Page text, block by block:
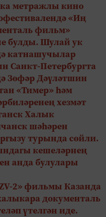
метражлы кино
«Иң
фильм»
булды. Шулай ук
катнашучылар
Санкт-Петербургта
Зөфәр Дәүләтшин
«Тимер» һәм
хезмәт
Халык
шәһәрен
турында сөйли.
кешеләрнең
анда булулары
2» фильмы Казанда
документаль
үтелгән иде.